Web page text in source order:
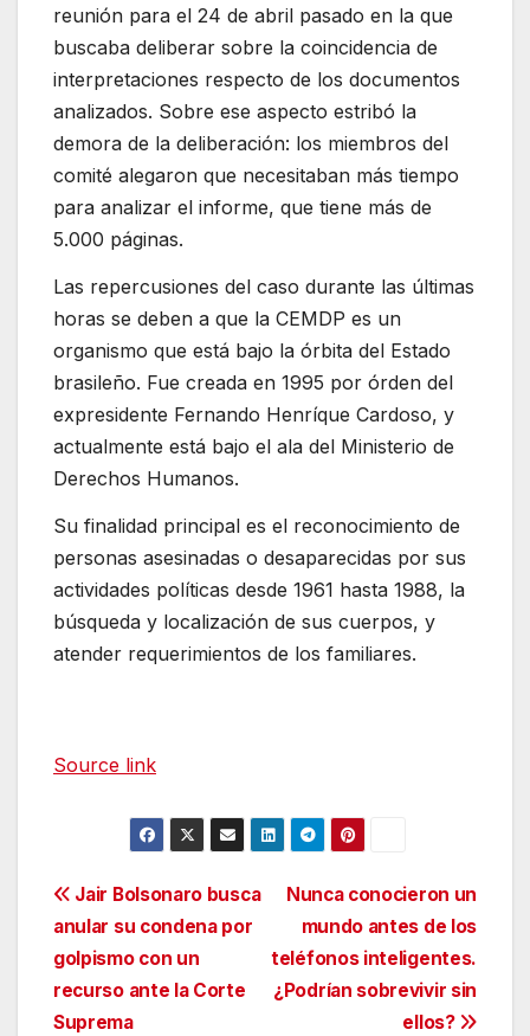
reunión para el 24 de abril pasado en la que
buscaba deliberar sobre la coincidencia de
interpretaciones respecto de los documentos
analizados. Sobre ese aspecto estribó la
demora de la deliberación: los miembros del
comité alegaron que necesitaban más tiempo
para analizar el informe, que tiene más de
5.000 páginas.
Las repercusiones del caso durante las últimas
horas se deben a que la CEMDP es un
organismo que está bajo la órbita del Estado
brasileño. Fue creada en 1995 por órden del
expresidente Fernando Henríque Cardoso, y
actualmente está bajo el ala del Ministerio de
Derechos Humanos.
Su finalidad principal es el reconocimiento de
personas asesinadas o desaparecidas por sus
actividades políticas desde 1961 hasta 1988, la
búsqueda y localización de sus cuerpos, y
atender requerimientos de los familiares.
Source link
Navegación
de
entradas
Nunca conocieron un
mundo antes de los
teléfonos inteligentes.
¿Podrían sobrevivir sin
ellos?
Jair Bolsonaro busca
anular su condena por
golpismo con un
recurso ante la Corte
Suprema